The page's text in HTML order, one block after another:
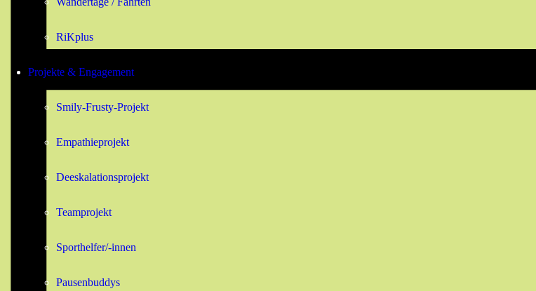
RiKplus
Projekte & Engagement
Smily-Frusty-Projekt
Empathieprojekt
Deeskalationsprojekt
Teamprojekt
Sporthelfer/-innen
Pausenbuddys